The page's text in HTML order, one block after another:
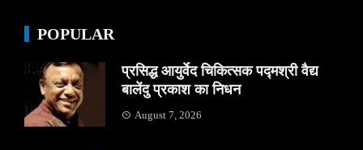
POPULAR
प्रसिद्ध आयुर्वेद चिकित्सक पद्मश्री वैद्य
बालेंदु प्रकाश का निधन
August 7, 2026